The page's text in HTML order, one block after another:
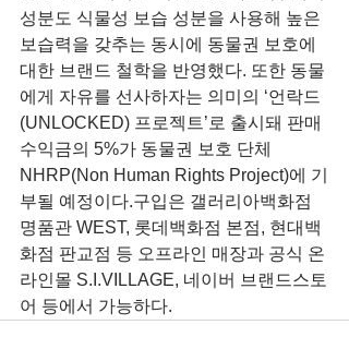
성분도 식물성 보습 성분을 사용해 높은
보습력을 갖추는 동시에 동물권 보호에
대한 브랜드 철학을 반영했다. 또한 동물
에게 자유를 선사하자는 의미의 ‘언락드
(UNLOCKED) 프로젝트’로 출시돼 판매
수익금의 5%가 동물권 보호 단체
NHRP(Non Human Rights Project)에 기
부될 예정이다.구입은 갤러리아백화점
명품관 WEST, 롯데백화점 본점, 현대백
화점 판교점 등 오프라인 매장과 공식 온
라인몰 S.I.VILLAGE, 네이버 브랜드스토
어 등에서 가능하다.